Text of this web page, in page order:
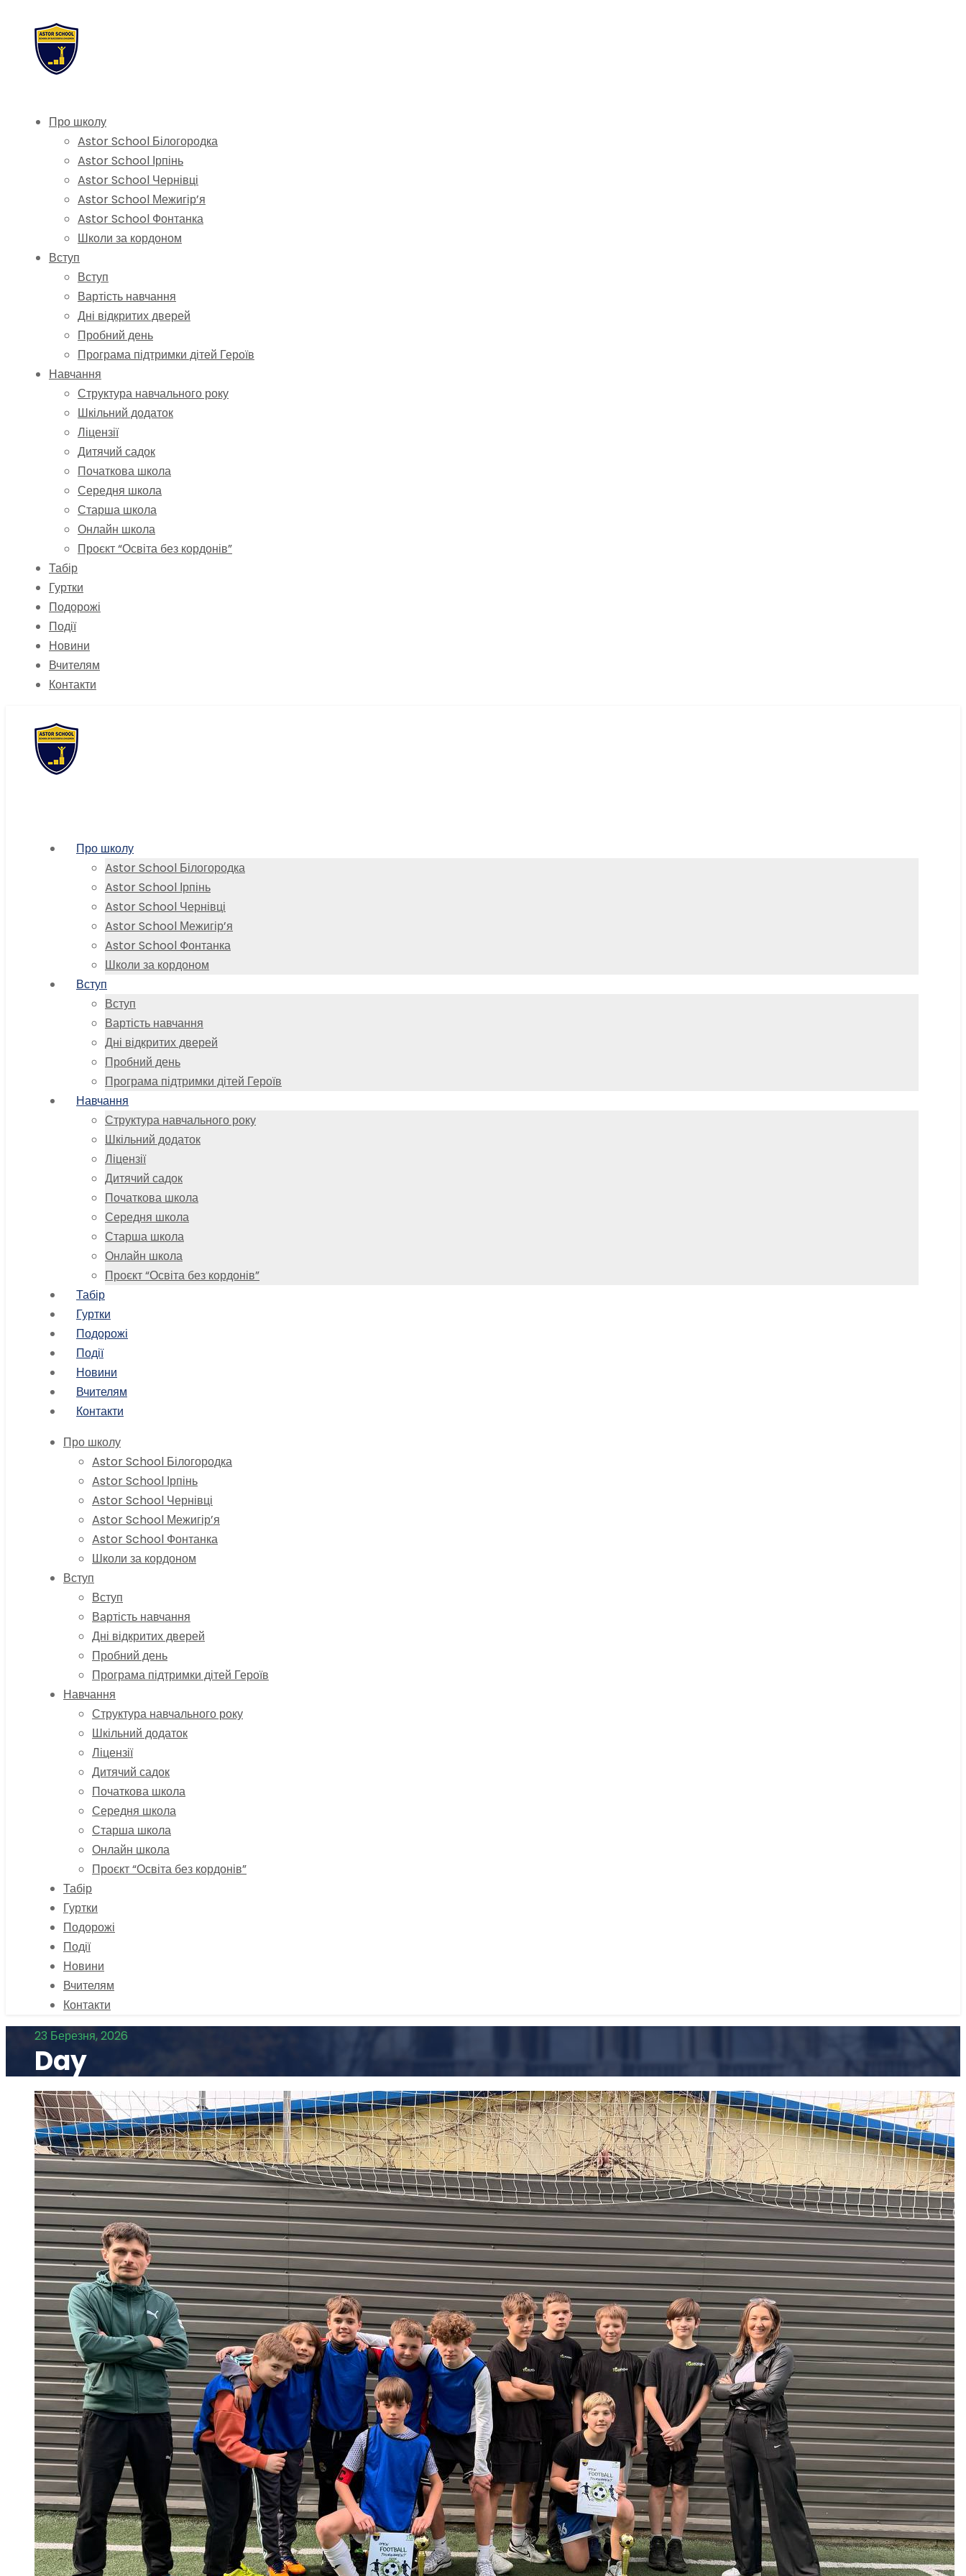
Про школу
Astor School Білогородка
Astor School Ірпінь
Astor School Чернівці
Astor School Межигір’я
Astor School Фонтанка
Школи за кордоном
Вступ
Вступ
Вартість навчання
Дні відкритих дверей
Пробний день
Програма підтримки дітей Героїв
Навчання
Структура навчального року
Шкільний додаток
Ліцензії
Дитячий садок
Початкова школа
Середня школа
Старша школа
Онлайн школа
Проєкт “Освіта без кордонів”
Табір
Гуртки
Подорожі
Події
Новини
Вчителям
Контакти
Про школу
Astor School Білогородка
Astor School Ірпінь
Astor School Чернівці
Astor School Межигір’я
Astor School Фонтанка
Школи за кордоном
Вступ
Вступ
Вартість навчання
Дні відкритих дверей
Пробний день
Програма підтримки дітей Героїв
Навчання
Структура навчального року
Шкільний додаток
Ліцензії
Дитячий садок
Початкова школа
Середня школа
Старша школа
Онлайн школа
Проєкт “Освіта без кордонів”
Табір
Гуртки
Подорожі
Події
Новини
Вчителям
Контакти
Про школу
Astor School Білогородка
Astor School Ірпінь
Astor School Чернівці
Astor School Межигір’я
Astor School Фонтанка
Школи за кордоном
Вступ
Вступ
Вартість навчання
Дні відкритих дверей
Пробний день
Програма підтримки дітей Героїв
Навчання
Структура навчального року
Шкільний додаток
Ліцензії
Дитячий садок
Початкова школа
Середня школа
Старша школа
Онлайн школа
Проєкт “Освіта без кордонів”
Табір
Гуртки
Подорожі
Події
Новини
Вчителям
Контакти
23 Березня, 2026
Day